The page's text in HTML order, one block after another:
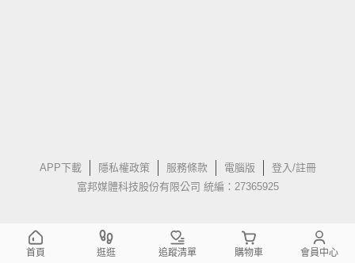
APP下載 隱私權政策 服務條款 電腦版
登入/註冊
富邦媒體科技股份有限公司 統編：27365925
首頁 逛逛 追蹤清單 購物車 會員中心